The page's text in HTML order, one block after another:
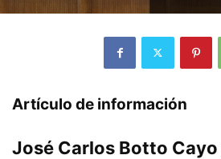
Artículo de información
José Carlos Botto